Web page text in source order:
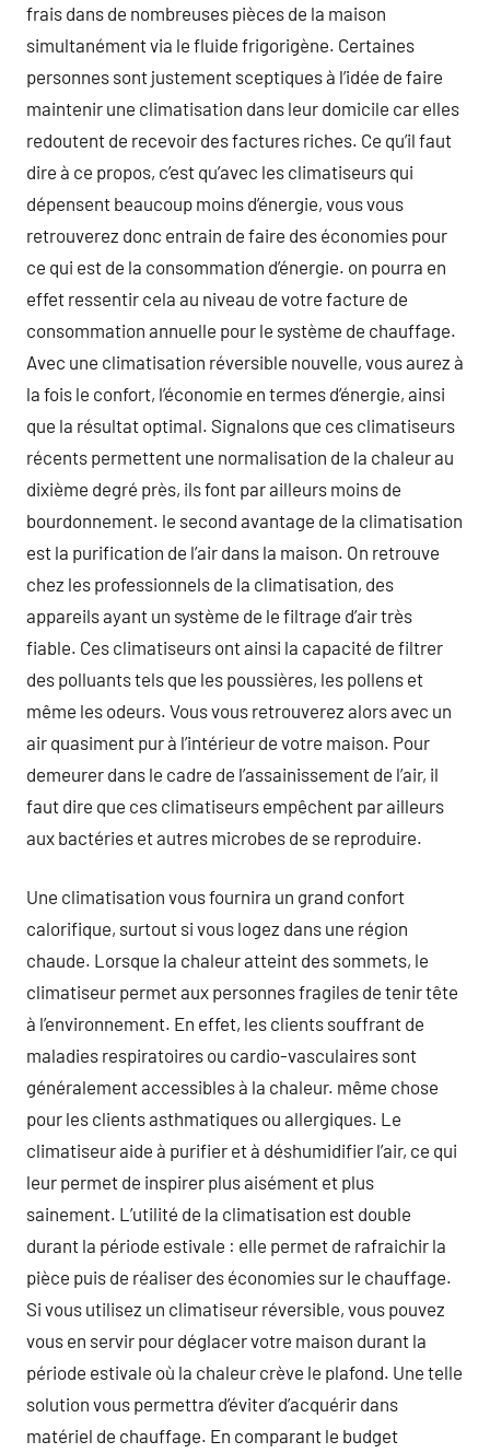
frais dans de nombreuses pièces de la maison
simultanément via le fluide frigorigène. Certaines
personnes sont justement sceptiques à l’idée de faire
maintenir une climatisation dans leur domicile car elles
redoutent de recevoir des factures riches. Ce qu’il faut
dire à ce propos, c’est qu’avec les climatiseurs qui
dépensent beaucoup moins d’énergie, vous vous
retrouverez donc entrain de faire des économies pour
ce qui est de la consommation d’énergie. on pourra en
effet ressentir cela au niveau de votre facture de
consommation annuelle pour le système de chauffage.
Avec une climatisation réversible nouvelle, vous aurez à
la fois le confort, l’économie en termes d’énergie, ainsi
que la résultat optimal. Signalons que ces climatiseurs
récents permettent une normalisation de la chaleur au
dixième degré près, ils font par ailleurs moins de
bourdonnement. le second avantage de la climatisation
est la purification de l’air dans la maison. On retrouve
chez les professionnels de la climatisation, des
appareils ayant un système de le filtrage d’air très
fiable. Ces climatiseurs ont ainsi la capacité de filtrer
des polluants tels que les poussières, les pollens et
même les odeurs. Vous vous retrouverez alors avec un
air quasiment pur à l’intérieur de votre maison. Pour
demeurer dans le cadre de l’assainissement de l’air, il
faut dire que ces climatiseurs empêchent par ailleurs
aux bactéries et autres microbes de se reproduire.
Une climatisation vous fournira un grand confort
calorifique, surtout si vous logez dans une région
chaude. Lorsque la chaleur atteint des sommets, le
climatiseur permet aux personnes fragiles de tenir tête
à l’environnement. En effet, les clients souffrant de
maladies respiratoires ou cardio-vasculaires sont
généralement accessibles à la chaleur. même chose
pour les clients asthmatiques ou allergiques. Le
climatiseur aide à purifier et à déshumidifier l’air, ce qui
leur permet de inspirer plus aisément et plus
sainement. L’utilité de la climatisation est double
durant la période estivale : elle permet de rafraichir la
pièce puis de réaliser des économies sur le chauffage.
Si vous utilisez un climatiseur réversible, vous pouvez
vous en servir pour déglacer votre maison durant la
période estivale où la chaleur crève le plafond. Une telle
solution vous permettra d’éviter d’acquérir dans
matériel de chauffage. En comparant le budget